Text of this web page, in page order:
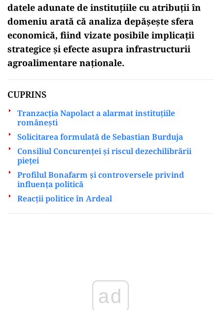
datele adunate de instituțiile cu atribuții în
domeniu arată că analiza depășește sfera
economică, fiind vizate posibile implicații
strategice și efecte asupra infrastructurii
agroalimentare naționale.
CUPRINS
Tranzacția Napolact a alarmat instituțiile
românești
Solicitarea formulată de Sebastian Burduja
Consiliul Concurenței și riscul dezechilibrării
pieței
Profilul Bonafarm și controversele privind
influența politică
Reacții politice în Ardeal